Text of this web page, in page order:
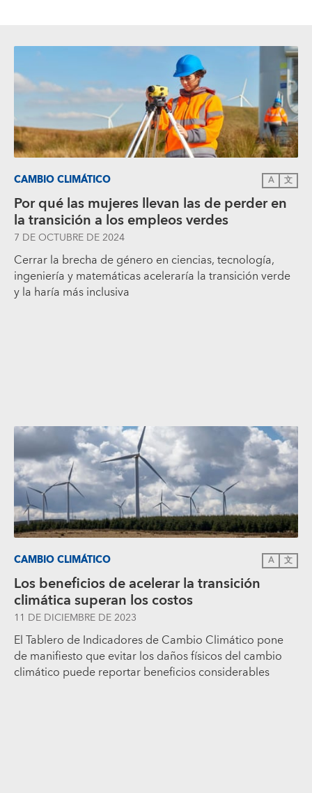
CAMBIO CLIMÁTICO A 文
Por qué las mujeres llevan las de perder en
la transición a los empleos verdes
7 DE OCTUBRE DE 2024
Cerrar la brecha de género en ciencias, tecnología,
ingeniería y matemáticas aceleraría la transición verde
y la haría más inclusiva
CAMBIO CLIMÁTICO A 文
Los beneficios de acelerar la transición
climática superan los costos
11 DE DICIEMBRE DE 2023
El Tablero de Indicadores de Cambio Climático pone
de manifiesto que evitar los daños físicos del cambio
climático puede reportar beneficios considerables